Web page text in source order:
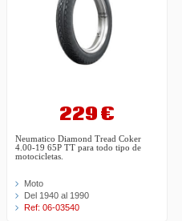
229 €
Neumatico Diamond Tread Coker
4.00-19 65P TT para todo tipo de
motocicletas.
Moto
Del 1940 al 1990
Ref: 06-03540